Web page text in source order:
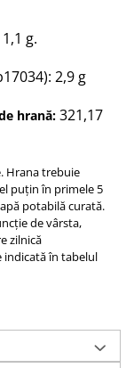
g.
2,9 g
hrană: 321,17
Hrana trebuie
puțin în primele 5
potabilă curată.
de vârsta,
zilnică
indicată în tabelul